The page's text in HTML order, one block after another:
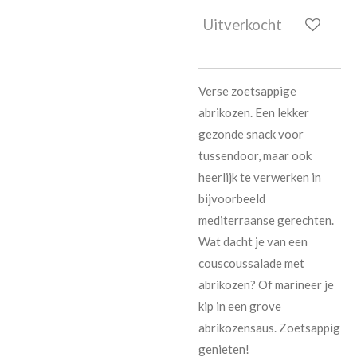
Uitverkocht
Verse zoetsappige
abrikozen. Een lekker
gezonde snack voor
tussendoor, maar ook
heerlijk te verwerken in
bijvoorbeeld
mediterraanse gerechten.
Wat dacht je van een
couscoussalade met
abrikozen? Of marineer je
kip in een grove
abrikozensaus. Zoetsappig
genieten!